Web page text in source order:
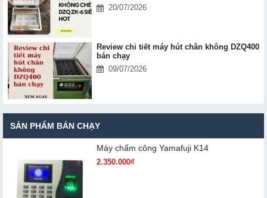
20/07/2026
Review chi tiết máy hút chân không DZQ400
bán chạy
09/07/2026
SẢN PHẨM BÁN CHẠY
Máy chấm cô​ng Yamafuji K14
2.350.000₫